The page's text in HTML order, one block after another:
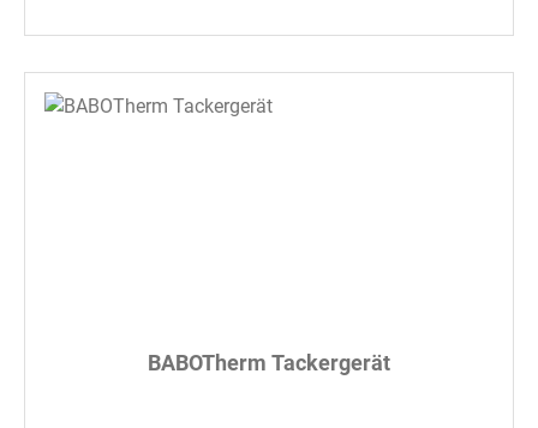
BABOTherm Tackergerät